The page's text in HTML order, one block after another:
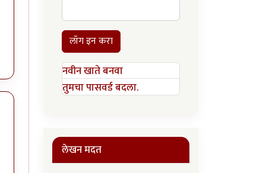
लॉग इन करा
नवीन खाते बनवा
तुमचा पासवर्ड बदला.
लेखन मदत